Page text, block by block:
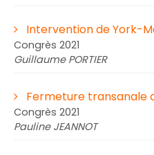
Intervention de York-
Congrès 2021
Guillaume PORTIER
Fermeture transanale
Congrès 2021
Pauline JEANNOT